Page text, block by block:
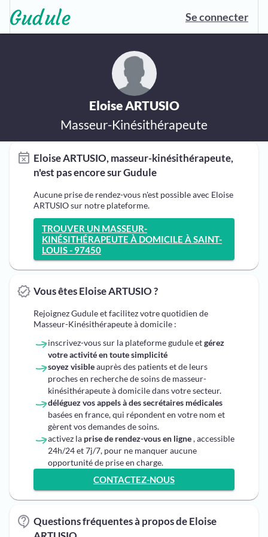
Se connecter
Eloise ARTUSIO
Masseur-Kinésithérapeute
Eloise ARTUSIO, masseur-kinésithérapeute,
n'est pas encore sur Gudule
Aucune prise de rendez-vous n'est possible avec Eloise
ARTUSIO sur notre plateforme.
TROUVER UN MASSEUR-
KINÉSITHÉRAPEUTE À DOMICILE À SAINT-
LOUIS - 97450
Vous êtes Eloise ARTUSIO ?
Rejoignez Gudule et facilitez votre quotidien de
Masseur-Kinésithérapeute à domicile :
inscrivez-vous sur la plateforme gudule etgérez
votre activité en toute simplicité
soyez visibleauprès des patients et de leurs
proches en recherche de soins de masseur-
kinésithérapeute à domicile dans votre secteur.
déléguez vos appels à des secrétaires médicales
basées en france, qui répondent en votre nom et
gèrent vos demandes de soins.
activez la prise de rendez-vous en ligne, accessible
24h/24 et 7j/7, pour ne manquer aucune
opportunité de prise en charge.
CONTACTEZ-NOUS
Questions fréquentes à propos de Eloise